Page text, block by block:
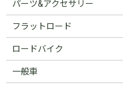
パーツ&アクセサリー
フラットロード
ロードバイク
一般車